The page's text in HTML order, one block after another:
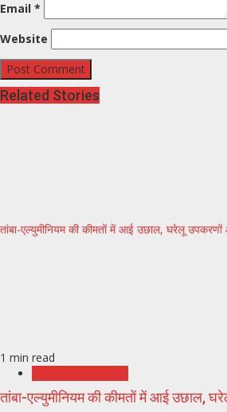
Email *
Website
Related Stories
तांबा-एल्युमीनियम की कीमतों में आई उछाल, घरेलू
1 min read
तांबा-एल्युमीनियम की कीमतों में आई उछाल,